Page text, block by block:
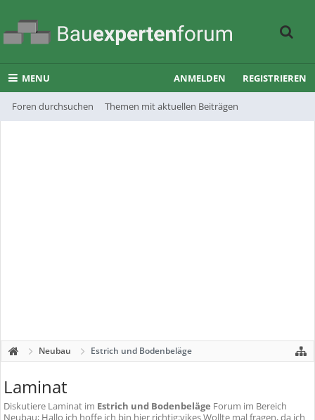
MENU
Foren durchsuchen Themen mit aktuellen Beiträgen
ANMELDEN REGISTRIEREN
Neubau Estrich und Bodenbeläge
Laminat
Diskutiere Laminat im Estrich und Bodenbeläge Forum im Bereich
Neubau; Hallo ich hoffe ich bin hier richtig:yikes Wollte mal fragen, da ich